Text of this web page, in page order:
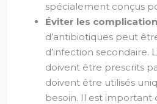
spécialement conçus
Éviter les
d’antibiotiques peut
d’infection secondaire.
doivent être prescrits
doivent être utilisés
besoin. Il est important